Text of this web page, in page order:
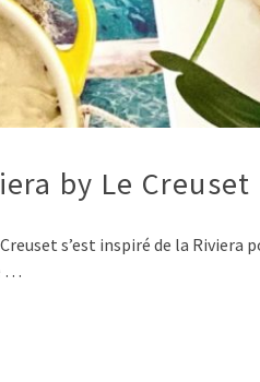
by Le Creuset
s’est inspiré de la
…